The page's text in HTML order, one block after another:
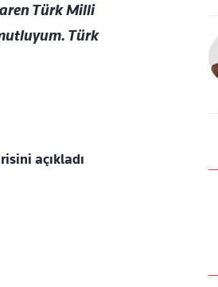
Türk Milli
Türk
açıkladı